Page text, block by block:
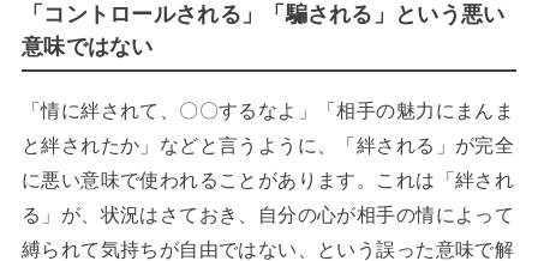
「コントロールされる」「騙される」という悪い
意味ではない
「情に絆されて、〇〇するなよ」「相手の魅力にまんま
と絆されたか」などと言うように、「絆される」が完全
に悪い意味で使われることがあります。これは「絆され
る」が、状況はさておき、自分の心が相手の情によって
縛られて気持ちが自由ではない、という誤った意味で解